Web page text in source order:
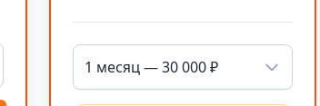
1 месяц — 30 000 ₽